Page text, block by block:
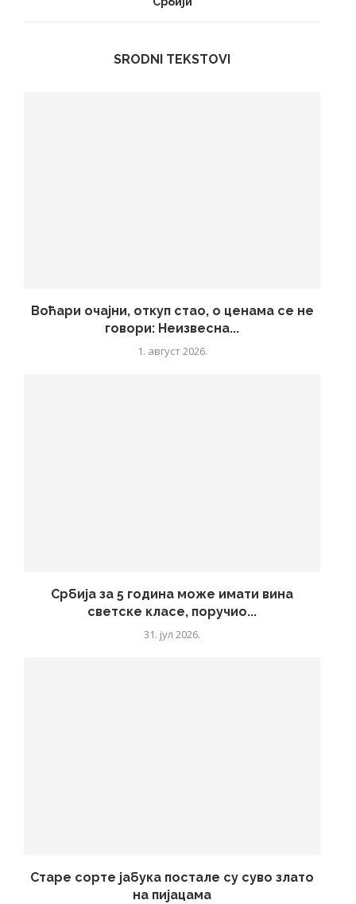
SRODNI TEKSTOVI
Воћари очајни, откуп стао, о ценама се не
говори: Неизвесна...
1. август 2026.
Србија за 5 година може имати вина
светске класе, поручио...
31. јул 2026.
Старе сорте јабука постале су суво злато
на пијацама